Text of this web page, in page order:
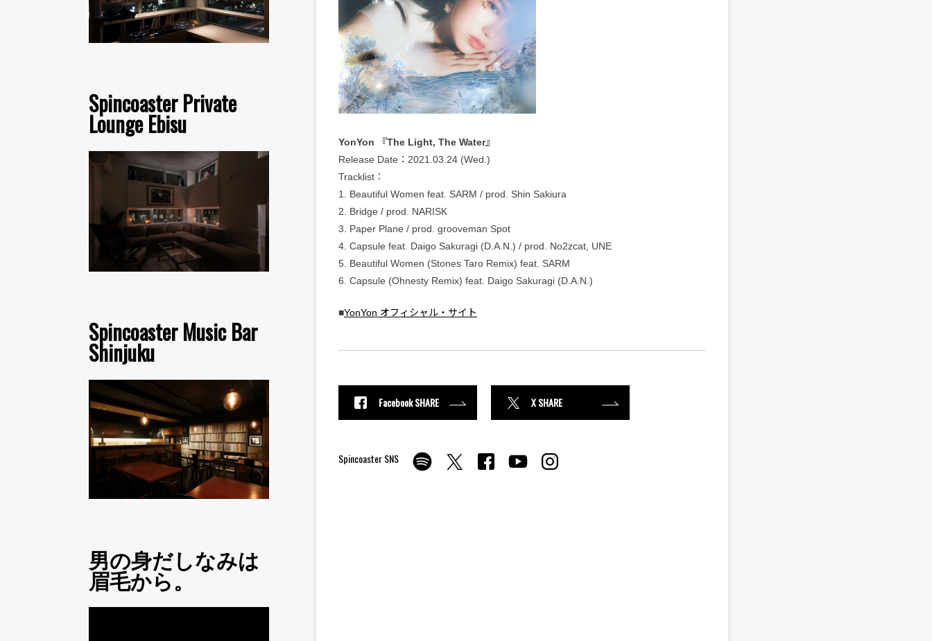
Spincoaster Private
Lounge Ebisu
Spincoaster Music Bar
Shinjuku
男の身だしなみは
眉毛から。
YonYon 『The Light, The Water』
Release Date：2021.03.24 (Wed.)
Tracklist：
1. Beautiful Women feat. SARM / prod. Shin Sakiura
2. Bridge / prod. NARISK
3. Paper Plane / prod. grooveman Spot
4. Capsule feat. Daigo Sakuragi (D.A.N.) / prod. No2zcat, UNE
5. Beautiful Women (Stones Taro Remix) feat. SARM
6. Capsule (Ohnesty Remix) feat. Daigo Sakuragi (D.A.N.)
■YonYon オフィシャル・サイト
Facebook SHARE X SHARE
Spincoaster SNS